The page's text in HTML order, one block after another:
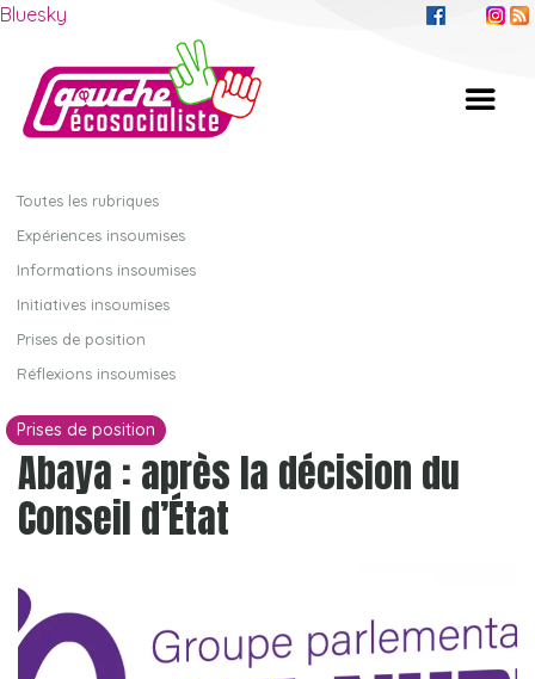
Bluesky
Toutes les rubriques
Expériences insoumises
Informations insoumises
Initiatives insoumises
Prises de position
Réflexions insoumises
Prises de position
Abaya : après la décision du
Conseil d’État